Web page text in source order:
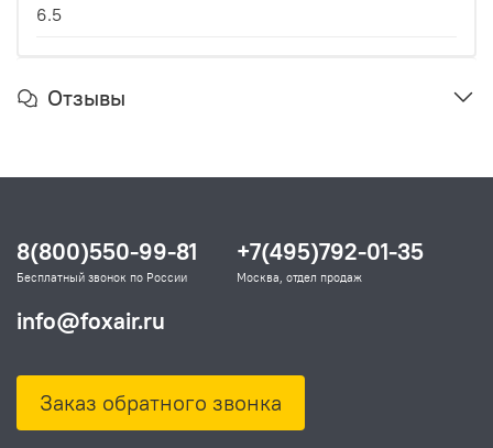
6.5
Отзывы
8(800)550-99-81
Бесплатный звонок по России
+7(495)792-01-35
Москва, отдел продаж
info@foxair.ru
Заказ обратного звонка